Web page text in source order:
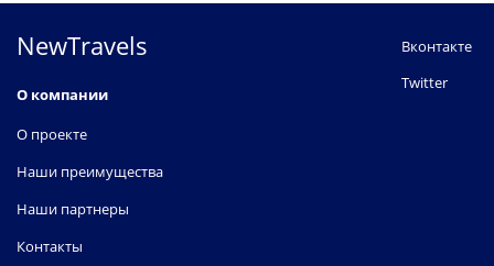
NewTravels
О компании
О проекте
Наши преимущества
Наши партнеры
Контакты
Вконтакте
Twitter